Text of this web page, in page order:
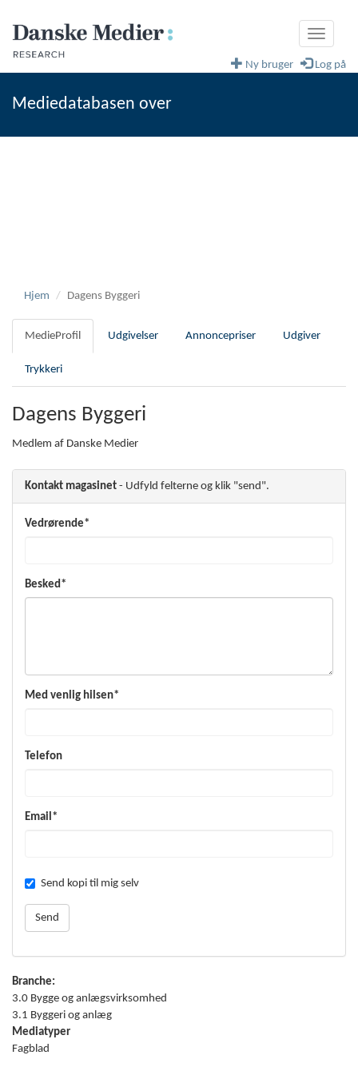
Toggle
Log på
Ny bruger
Mediedatabasen over
Hjem Dagens Byggeri
MedieProfil Udgivelser Annoncepriser Udgiver
Trykkeri
Dagens Byggeri
Medlem af Danske Medier
Kontakt magasinet - Udfyld felterne og klik "send".
Vedrørende*
Besked*
Med venlig hilsen*
Telefon
Email*
Send kopi til mig selv
Branche:
3.0 Bygge og anlægsvirksomhed
3.1 Byggeri og anlæg
Mediatyper
Fagblad